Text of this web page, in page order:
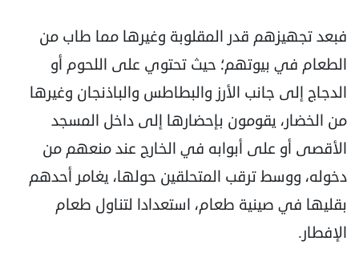
فبعد تجهيزهم قدر المقلوبة وغيرها مما طاب من
الطعام في بيوتهم؛ حيث تحتوي على اللحوم أو
الدجاج إلى جانب الأرز والبطاطس والباذنجان وغيرها
من الخضار، يقومون بإحضارها إلى داخل المسجد
الأقصى أو على أبوابه في الخارج عند منعهم من
دخوله، ووسط ترقب المتحلقين حولها، يغامر أحدهم
بقليها في صينية طعام، استعدادا لتناول طعام
الإفطار.